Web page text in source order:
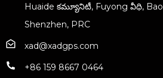
Huaide కమ్యూనిటీ, Fuyong వీధి,
Shenzhen, PRC
xad@xadgps.com
+86 159 8667 0464